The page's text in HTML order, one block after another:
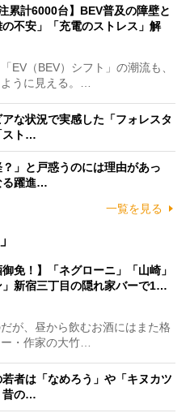
累計6000台】BEV普及の障壁と
不安」「充電のストレス」解
EV（BEV）シフト」の潮流も、
うに見える。…
な状況で実感した「フォレスタ
スト…
」と戸惑うのには理由があっ
る躍進…
一覧を見る
御免！】「ネグローニ」「山崎」
」新宿三丁目の隠れ家バーで1…
が、昼から飲むお酒にはまた格
・作家の大竹…
若者は「なめろう」や「キヌカツ
昔の…